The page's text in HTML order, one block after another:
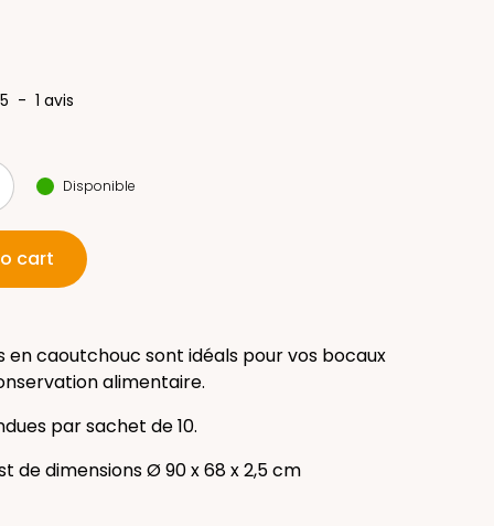
5 - 1 avis
Disponible
cart
en caoutchouc sont idéals pour vos bocaux
alimentaire.
par sachet de 10.
de dimensions Ø 90 x 68 x 2,5 cm